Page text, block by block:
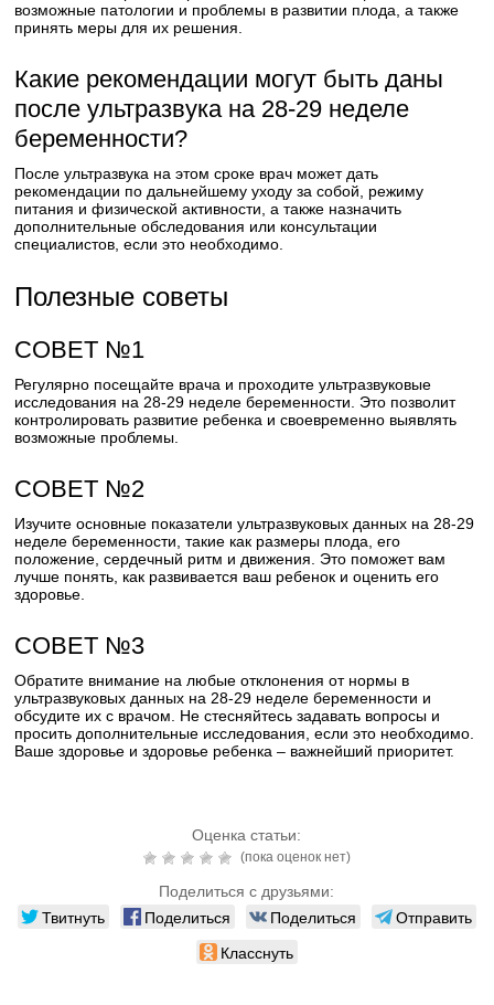
возможные патологии и проблемы в развитии плода, а также
принять меры для их решения.
Какие рекомендации могут быть даны
после ультразвука на 28-29 неделе
беременности?
После ультразвука на этом сроке врач может дать
рекомендации по дальнейшему уходу за собой, режиму
питания и физической активности, а также назначить
дополнительные обследования или консультации
специалистов, если это необходимо.
Полезные советы
СОВЕТ №1
Регулярно посещайте врача и проходите ультразвуковые
исследования на 28-29 неделе беременности. Это позволит
контролировать развитие ребенка и своевременно выявлять
возможные проблемы.
СОВЕТ №2
Изучите основные показатели ультразвуковых данных на 28-29
неделе беременности, такие как размеры плода, его
положение, сердечный ритм и движения. Это поможет вам
лучше понять, как развивается ваш ребенок и оценить его
здоровье.
СОВЕТ №3
Обратите внимание на любые отклонения от нормы в
ультразвуковых данных на 28-29 неделе беременности и
обсудите их с врачом. Не стесняйтесь задавать вопросы и
просить дополнительные исследования, если это необходимо.
Ваше здоровье и здоровье ребенка – важнейший приоритет.
Оценка статьи:
(пока оценок нет)
Поделиться с друзьями:
Твитнуть Поделиться Поделиться
Отправить
Класснуть